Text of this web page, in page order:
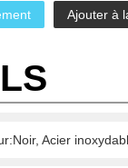
Ajouter à